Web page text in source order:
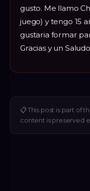
gusto. Me llamo
juego) y tengo 15
gustaria formar
Gracias y un
📋 This post is part of
content is preserved